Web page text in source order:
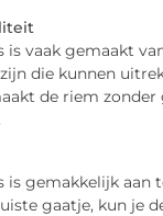
is vaak gemaakt
die kunnen
de riem zonder
is gemakkelijk
gaatje, kun je